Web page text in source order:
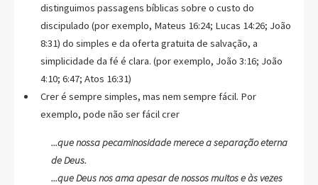
distinguimos passagens bíblicas sobre o custo do
discipulado (por exemplo, Mateus 16:24; Lucas 14:26; João
8:31) do simples e da oferta gratuita de salvação, a
simplicidade da fé é clara. (por exemplo, João 3:16; João
4:10; 6:47; Atos 16:31)
Crer é sempre simples, mas nem sempre fácil. Por
exemplo, pode não ser fácil crer
...que nossa pecaminosidade merece a separação eterna
de Deus.
...que Deus nos ama apesar de nossos muitos e às vezes